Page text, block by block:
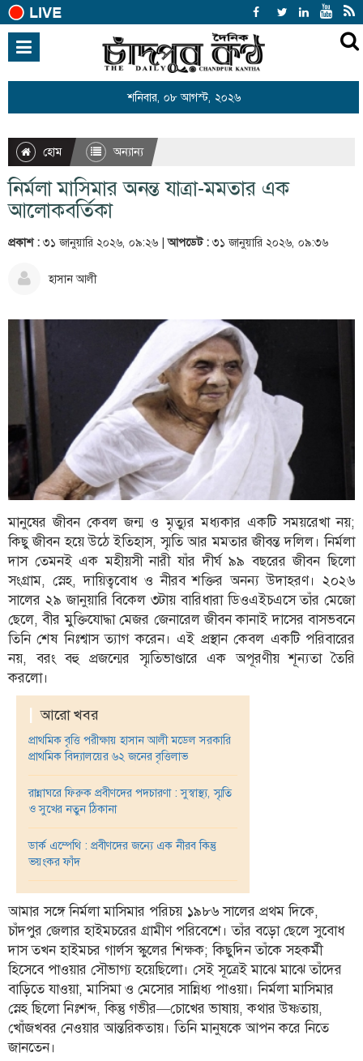
শনিবার, ০৮ আগস্ট, ২০২৬
হোম
জাতীয়
আন্তর্জাতিক
রাজনীতি
খেলাধুলা
বিনোদন
অর্থনীতি
শিক্ষা
সারাদেশ
ফিচার
সম্পাদকীয়
অন্যান্য
আইন-
আদালত
সম্পাদকীয়
কৃষি
ও
প্রকৃতি
অপরাধ
চাঁদপুর
জেলার
খবর
প্রবাস
তথ্য-
প্রযুক্তি
মতামত
শিশু-
কিশোর
ক্যাম্পাস
সাহিত্য
ও
সংস্কৃতি
নারী
ও
শিশু
হোম অন্যান্য
নির্মলা মাসিমার অনন্ত যাত্রা-মমতার এক
আলোকবর্তিকা
প্রকাশ : ৩১ জানুয়ারি ২০২৬, ০৯:২৬ |আপডেট : ৩১ জানুয়ারি ২০২৬, ০৯:৩৬
হাসান আলী
মানুষের জীবন কেবল জন্ম ও মৃত্যুর মধ্যকার একটি সময়রেখা নয়;
কিছু জীবন হয়ে উঠে ইতিহাস, স্মৃতি আর মমতার জীবন্ত দলিল। নির্মলা
দাস তেমনই এক মহীয়সী নারী যাঁর দীর্ঘ ৯৯ বছরের জীবন ছিলো
সংগ্রাম, স্নেহ, দায়িত্ববোধ ও নীরব শক্তির অনন্য উদাহরণ। ২০২৬
সালের ২৯ জানুয়ারি বিকেল ৩টায় বারিধারা ডিওএইচএসে তাঁর মেজো
ছেলে, বীর মুক্তিযোদ্ধা মেজর জেনারেল জীবন কানাই দাসের বাসভবনে
তিনি শেষ নিঃশ্বাস ত্যাগ করেন। এই প্রস্থান কেবল একটি পরিবারের
নয়, বরং বহু প্রজন্মের স্মৃতিভাণ্ডারে এক অপূরণীয় শূন্যতা তৈরি
করলো।
আরো খবর
প্রাথমিক বৃত্তি পরীক্ষায় হাসান আলী মডেল সরকারি
প্রাথমিক বিদ্যালয়ের ৬২ জনের বৃত্তিলাভ
রান্নাঘরে ফিরুক প্রবীণদের পদচারণা : সুস্বাস্থ্য, স্মৃতি
ও সুখের নতুন ঠিকানা
ডার্ক এম্পেথি : প্রবীণদের জন্যে এক নীরব কিন্তু
ভয়ংকর ফাঁদ
আমার সঙ্গে নির্মলা মাসিমার পরিচয় ১৯৮৬ সালের প্রথম দিকে,
চাঁদপুর জেলার হাইমচরের গ্রামীণ পরিবেশে। তাঁর বড়ো ছেলে সুবোধ
দাস তখন হাইমচর গার্লস স্কুলের শিক্ষক; কিছুদিন তাঁকে সহকর্মী
হিসেবে পাওয়ার সৌভাগ্য হয়েছিলো। সেই সূত্রেই মাঝে মাঝে তাঁদের
বাড়িতে যাওয়া, মাসিমা ও মেসোর সান্নিধ্য পাওয়া। নির্মলা মাসিমার
স্নেহ ছিলো নিঃশব্দ, কিন্তু গভীর—চোখের ভাষায়, কথার উষ্ণতায়,
খোঁজখবর নেওয়ার আন্তরিকতায়। তিনি মানুষকে আপন করে নিতে
জানতেন।